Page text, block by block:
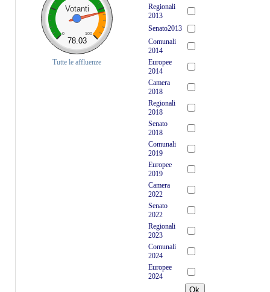
Votanti
0 100
78.03
Tutte le affluenze
Regionali
2013
Senato2013
Comunali
2014
Europee
2014
Camera
2018
Regionali
2018
Senato
2018
Comunali
2019
Europee
2019
Camera
2022
Senato
2022
Regionali
2023
Comunali
2024
Europee
2024